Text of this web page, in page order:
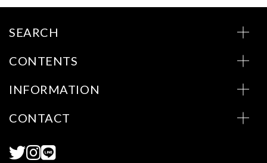
SEARCH
CONTENTS
INFORMATION
CONTACT